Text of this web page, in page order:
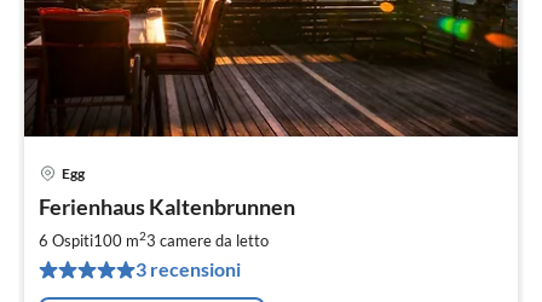
Egg
Ferienhaus Kaltenbrunnen
6 Ospiti100 m23 camere da letto
3 recensioni